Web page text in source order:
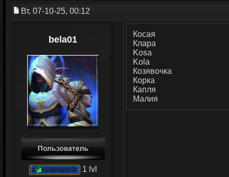
Вт, 07-10-25, 00:12
bela01
1 lvl
Косая
Клара
Kosa
Kola
Козявочка
Корка
Капля
Малия